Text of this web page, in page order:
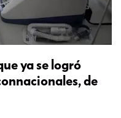
ya se logró
de